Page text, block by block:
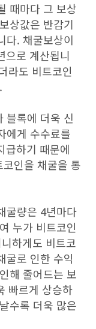
때마다 그 보상
상값은 반감기
다. 채굴보상이
으로 계산됩니
라도 비트코인
블록에 더욱 신
에게 수수료를
급하기 때문에
인을 채굴을 통
굴량은 4년마다
누가 비트코인
하게도 비트코
굴로 인한 수익
해 줄어드는 보
빠르게 상승하
수록 더욱 많은